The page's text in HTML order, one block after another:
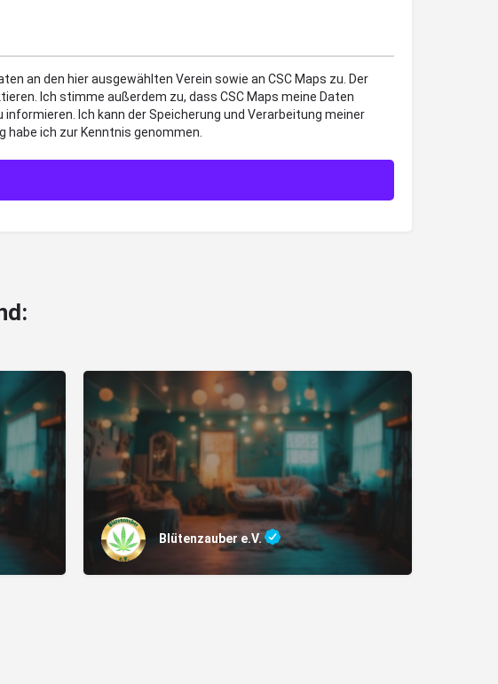
an den hier ausgewählten Verein sowie an CSC Maps zu. Der
Ich stimme außerdem zu, dass CSC Maps meine Daten
Ich kann der Speicherung und Verarbeitung meiner
habe ich zur Kenntnis genommen.
Blütenzauber e.V.